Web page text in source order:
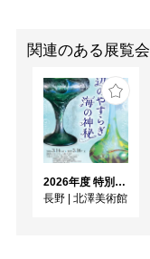
関連のある展覧会
2026年度 特別展「ガレとドーム、アール･ヌーヴォーのガラス 水辺のやすらぎ、海の神秘」
長野 | 北澤美術館